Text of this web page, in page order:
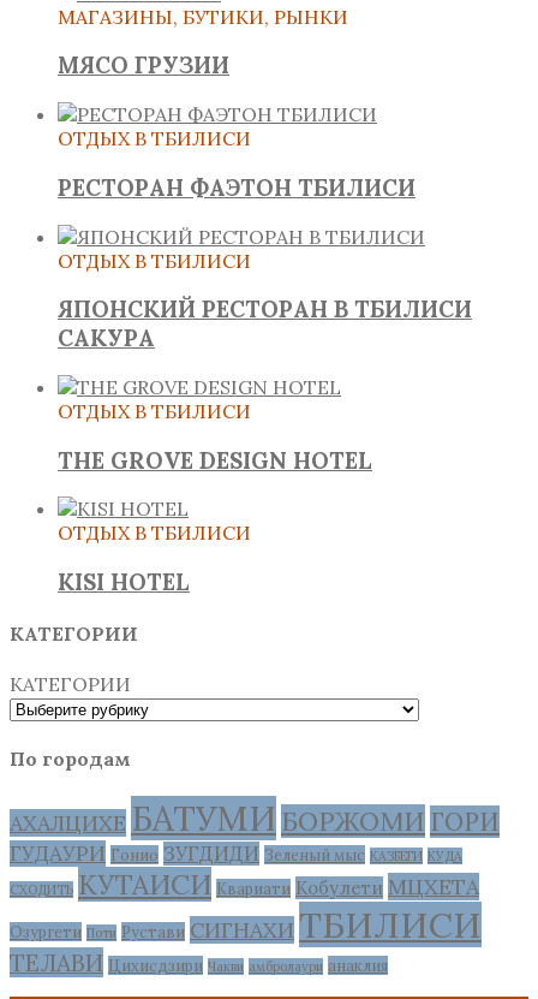
МАГАЗИНЫ, БУТИКИ, РЫНКИ
МЯСО ГРУЗИИ
ОТДЫХ В ТБИЛИСИ
РЕСТОРАН ФАЭТОН ТБИЛИСИ
ОТДЫХ В ТБИЛИСИ
ЯПОНСКИЙ РЕСТОРАН В ТБИЛИСИ
САКУРА
ОТДЫХ В ТБИЛИСИ
THE GROVE DESIGN HOTEL
ОТДЫХ В ТБИЛИСИ
KISI HOTEL
КАТЕГОРИИ
КАТЕГОРИИ
По городам
АХАЛЦИХЕ БАТУМИ БОРЖОМИ ГОРИ
ГУДАУРИ Гонио ЗУГДИДИ Зеленый мыс КАЗБЕГИ КУДА
СХОДИТЬ КУТАИСИ Квариати Кобулети МЦХЕТА
Озургети Поти Рустави СИГНАХИ ТБИЛИСИ
ТЕЛАВИ Цихисдзири Чакви амбролаури анаклия